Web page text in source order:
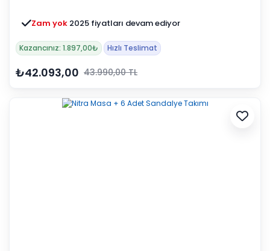
Zam yok 2025 fiyatları devam ediyor
Kazancınız: 1.897,00₺ Hızlı Teslimat
₺42.093,00 43.990,00 TL